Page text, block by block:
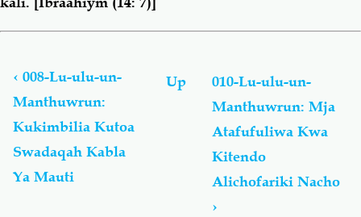
links
for
Lu-
ulu-
un-
Manthuwrun
‹ 008-Lu-ulu-un-
Manthuwrun:
Kukimbilia Kutoa
Swadaqah Kabla
Ya Mauti
Up
010-Lu-ulu-un-
Manthuwrun: Mja
Atafufuliwa Kwa
Kitendo
Alichofariki Nacho
›